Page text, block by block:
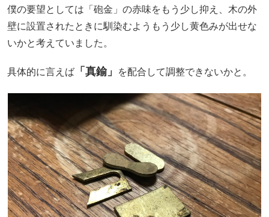
僕の要望としては「砲金」の赤味をもう少し抑え、木の外
壁に設置されたときに馴染むようもう少し黄色みが出せな
いかと考えていました。
具体的に言えば「真鍮」 を配合して調整できないかと。